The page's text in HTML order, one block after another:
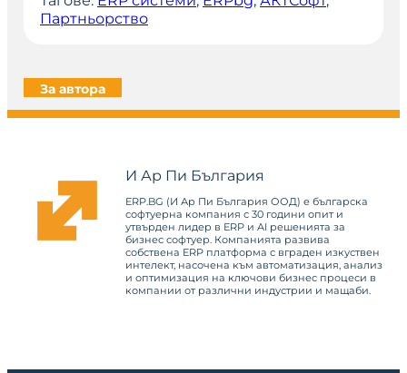
Партньорство
За автора
И Ар Пи България
ERP.BG (И Ар Пи България ООД) е българска
софтуерна компания с 30 години опит и
утвърден лидер в ERP и AI решенията за
бизнес софтуер. Компанията развива
собствена ERP платформа с вграден изкуствен
интелект, насочена към автоматизация, анализ
и оптимизация на ключови бизнес процеси в
компании от различни индустрии и мащаби.